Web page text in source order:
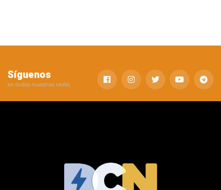
Síguenos
en todas nuestras redes